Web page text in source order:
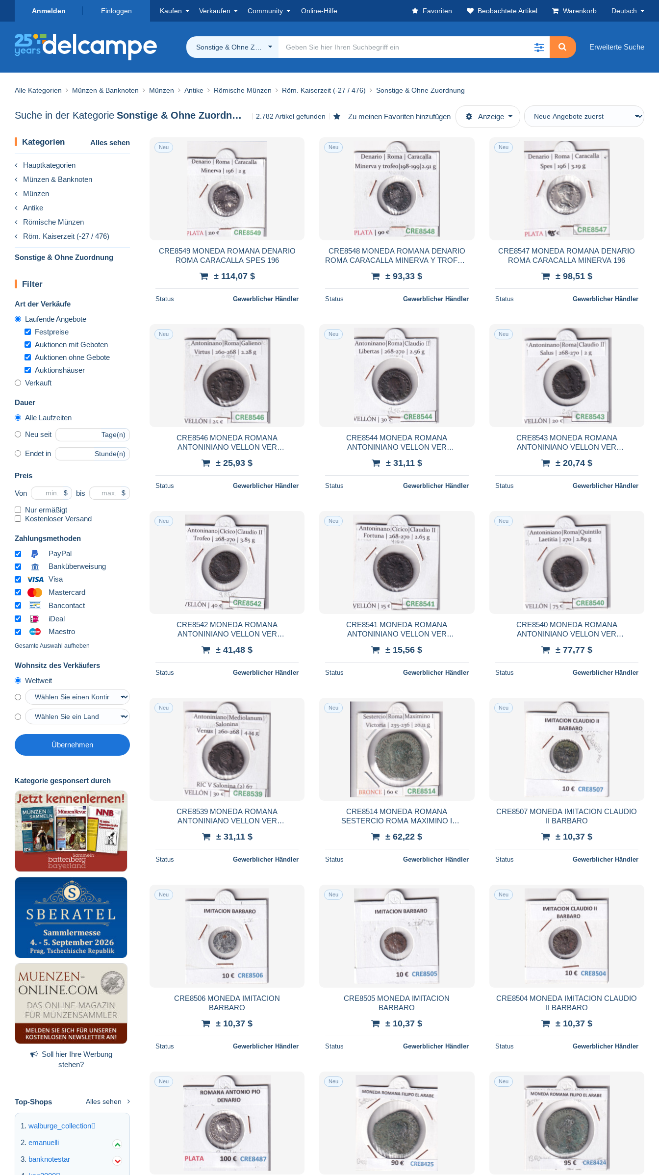
Anmelden Einloggen Kaufen Verkaufen Community Online-Hilfe Favoriten Beobachtete Artikel Warenkorb Deutsch
Sonstige & Ohne Zuordnung Erweiterte Suche
Alle Kategorien Münzen & Banknoten Münzen Antike Römische Münzen Röm. Kaiserzeit (-27 / 476) Sonstige & Ohne Zuordnung
Suche in der Kategorie Sonstige & Ohne Zuordnung 2.782 Artikel gefunden Zu meinen Favoriten hinzufügen Anzeige
Kategorien Alles sehen
Hauptkategorien
Münzen & Banknoten
Münzen
Antike
Römische Münzen
Röm. Kaiserzeit (-27 / 476)
Sonstige & Ohne Zuordnung
Filter
Art der Verkäufe
Laufende Angebote
Festpreise
Auktionen mit Geboten
Auktionen ohne Gebote
Auktionshäuser
Verkauft
Dauer
Alle Laufzeiten
Neu seit Tage(n)
Endet in Stunde(n)
Preis
Von $ bis $
Nur ermäßigt
Kostenloser Versand
Zahlungsmethoden
PayPal
Banküberweisung
Visa
Mastercard
Bancontact
iDeal
Maestro
Gesamte Auswahl aufheben
Wohnsitz des Verkäufers
Weltweit
Übernehmen
Kategorie gesponsert durch
Soll hier Ihre Werbung
stehen?
Top-Shops Alles sehen
walburge_collection
emanuelli
banknotestar
Neu
CRE8549 MONEDA ROMANA DENARIO
ROMA CARACALLA SPES 196
± 114,07 $
Status Gewerblicher Händler
Neu
CRE8548 MONEDA ROMANA DENARIO
ROMA CARACALLA MINERVA Y TROFEO
± 93,33 $
Status Gewerblicher Händler
Neu
CRE8547 MONEDA ROMANA DENARIO
ROMA CARACALLA MINERVA 196
± 98,51 $
Status Gewerblicher Händler
Neu
CRE8546 MONEDA ROMANA
ANTONINIANO VELLON VER
± 25,93 $
Status Gewerblicher Händler
Neu
CRE8544 MONEDA ROMANA
ANTONINIANO VELLON VER
± 31,11 $
Status Gewerblicher Händler
Neu
CRE8543 MONEDA ROMANA
ANTONINIANO VELLON VER
± 20,74 $
Status Gewerblicher Händler
Neu
CRE8542 MONEDA ROMANA
ANTONINIANO VELLON VER
± 41,48 $
Status Gewerblicher Händler
Neu
CRE8541 MONEDA ROMANA
ANTONINIANO VELLON VER
± 15,56 $
Status Gewerblicher Händler
Neu
CRE8540 MONEDA ROMANA
ANTONINIANO VELLON VER
± 77,77 $
Status Gewerblicher Händler
Neu
CRE8539 MONEDA ROMANA
ANTONINIANO VELLON VER
± 31,11 $
Status Gewerblicher Händler
Neu
CRE8514 MONEDA ROMANA
SESTERCIO ROMA MAXIMINO I
± 62,22 $
Status Gewerblicher Händler
Neu
CRE8507 MONEDA IMITACION CLAUDIO
II BARBARO
± 10,37 $
Status Gewerblicher Händler
Neu
CRE8506 MONEDA IMITACION
BARBARO
± 10,37 $
Status Gewerblicher Händler
Neu
CRE8505 MONEDA IMITACION
BARBARO
± 10,37 $
Status Gewerblicher Händler
Neu
CRE8504 MONEDA IMITACION CLAUDIO
II BARBARO
± 10,37 $
Status Gewerblicher Händler
Neu Neu Neu